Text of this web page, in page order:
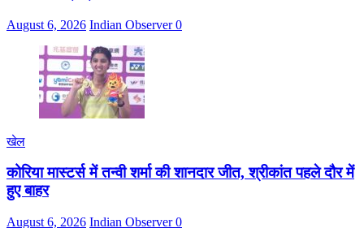
August 6, 2026 Indian Observer0
खेल
कोरिया मास्टर्स में तन्वी शर्मा की शानदार जीत, श्रीकांत पहले दौर में
हुए बाहर
August 6, 2026 Indian Observer0